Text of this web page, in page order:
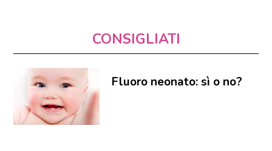
CONSIGLIATI
Fluoro neonato: sì o no?